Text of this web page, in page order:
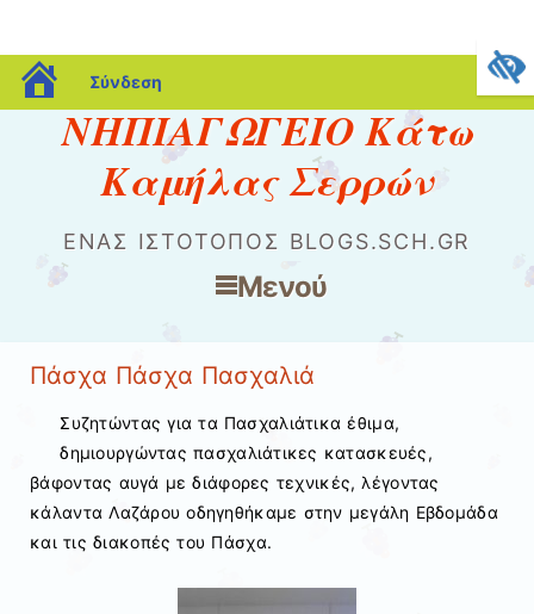
blogs.sch.gr
Σύνδεση
ΝΗΠΙΑΓΩΓΕΙΟ Κάτω
Καμήλας Σερρών
ΈΝΑΣ ΙΣΤΌΤΟΠΟΣ BLOGS.SCH.GR
Μενού
Πάσχα Πάσχα Πασχαλιά
Συζητώντας για τα Πασχαλιάτικα έθιμα,
δημιουργώντας πασχαλιάτικες κατασκευές,
βάφοντας αυγά με διάφορες τεχνικές, λέγοντας
κάλαντα Λαζάρου οδηγηθήκαμε στην μεγάλη Εβδομάδα
και τις διακοπές του Πάσχα.